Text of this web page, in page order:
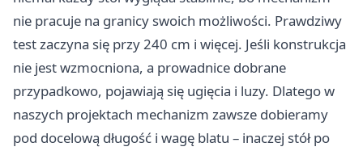
nie pracuje na granicy swoich możliwości. Prawdziwy
test zaczyna się przy 240 cm i więcej. Jeśli konstrukcja
nie jest wzmocniona, a prowadnice dobrane
przypadkowo, pojawiają się ugięcia i luzy. Dlatego w
naszych projektach mechanizm zawsze dobieramy
pod docelową długość i wagę blatu – inaczej stół po